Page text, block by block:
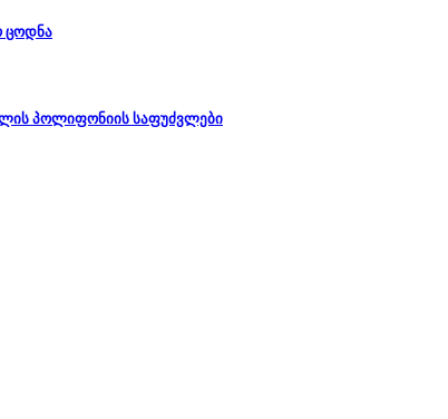
ცოდნა
პოლიფონიის საფუძვლები